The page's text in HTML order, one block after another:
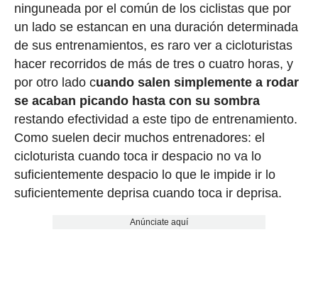
ninguneada por el común de los ciclistas que por
un lado se estancan en una duración determinada
de sus entrenamientos, es raro ver a cicloturistas
hacer recorridos de más de tres o cuatro horas, y
por otro lado cuando salen simplemente a rodar
se acaban picando hasta con su sombra
restando efectividad a este tipo de entrenamiento.
Como suelen decir muchos entrenadores: el
cicloturista cuando toca ir despacio no va lo
suficientemente despacio lo que le impide ir lo
suficientemente deprisa cuando toca ir deprisa.
Anúnciate aquí